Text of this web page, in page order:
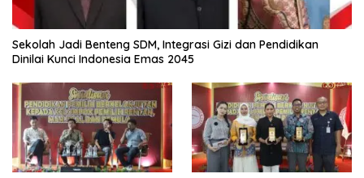
Sekolah Jadi Benteng SDM, Integrasi Gizi dan Pendidikan
Dinilai Kunci Indonesia Emas 2045